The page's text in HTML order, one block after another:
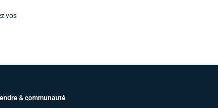
vos
& communauté